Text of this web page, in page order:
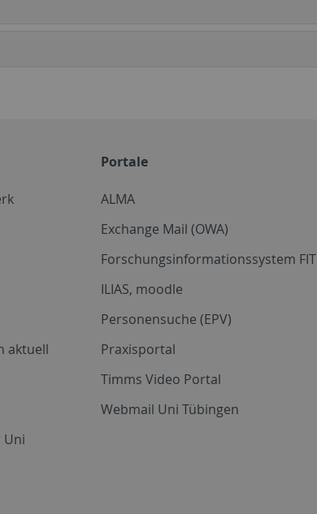
aktuell
Uni
Portale
ALMA
Exchange Mail (OWA)
Forschungsinformationssystem FIT
ILIAS, moodle
Personensuche (EPV)
Praxisportal
Timms Video Portal
Webmail Uni Tübingen